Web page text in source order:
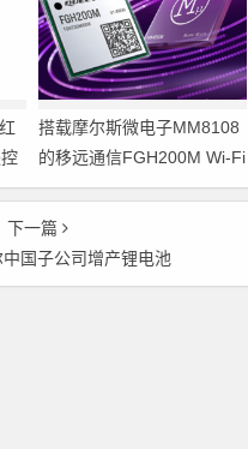
搭载摩尔斯微电子MM8108
的移远通信FGH200M Wi-Fi
HaLow模组 现已通过四项国
际认证 可投入量产
下一篇
中国子公司增产锂电池